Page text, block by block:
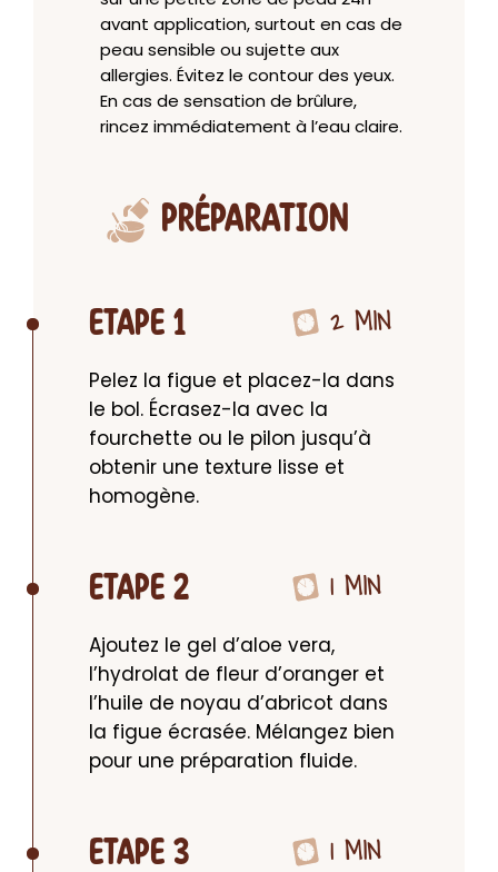
avant application, surtout en cas de
peau sensible ou sujette aux
allergies. Évitez le contour des yeux.
En cas de sensation de brûlure,
rincez immédiatement à l’eau claire.
PRÉPARATION
ETAPE 1 2 MIN
Pelez la figue et placez-la dans
le bol. Écrasez-la avec la
fourchette ou le pilon jusqu’à
obtenir une texture lisse et
homogène.
ETAPE 2 1 MIN
Ajoutez le gel d’aloe vera,
l’hydrolat de fleur d’oranger et
l’huile de noyau d’abricot dans
la figue écrasée. Mélangez bien
pour une préparation fluide.
ETAPE 3 1 MIN